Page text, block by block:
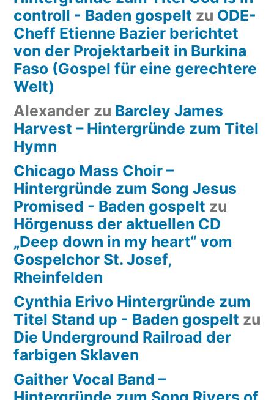
controll - Baden gospelt zu ODE-
Cheff Etienne Bazier berichtet
von der Projektarbeit in Burkina
Faso (Gospel für eine gerechtere
Welt)
Alexander zu Barcley James
Harvest – Hintergründe zum Titel
Hymn
Chicago Mass Choir –
Hintergründe zum Song Jesus
Promised - Baden gospelt zu
Hörgenuss der aktuellen CD
„Deep down in my heart“ vom
Gospelchor St. Josef,
Rheinfelden
Cynthia Erivo Hintergründe zum
Titel Stand up - Baden gospelt zu
Die Underground Railroad der
farbigen Sklaven
Gaither Vocal Band –